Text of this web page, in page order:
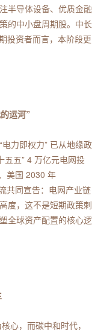
半导体设备、优质金融
的中小盘周期股。中长
投资者而言，本阶段更
运河”
力即权力” 已从地缘政
五五” 4 万亿元电网投
美国 2030 年
共同宣告：电网产业链
度，这不是短期政策刺
全球资产配置的核心逻
心，而碳中和时代，